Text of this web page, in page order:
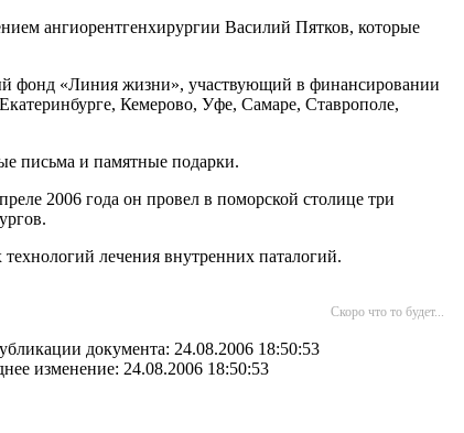
ангиорентгенхирургии Василий Пятков, которые
фонд «Линия жизни», участвующий в финансировании
Кемерово, Уфе, Самаре, Ставрополе,
письма и памятные подарки.
2006 года он провел в поморской столице три
лечения внутренних паталогий.
Скоро что то будет...
документа: 24.08.2006 18:50:53
изменение: 24.08.2006 18:50:53